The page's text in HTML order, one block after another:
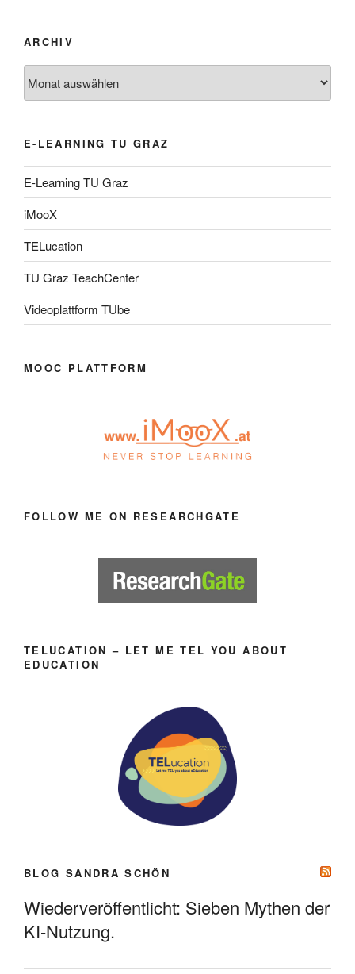
ARCHIV
E-LEARNING TU GRAZ
E-Learning TU Graz
iMooX
TELucation
TU Graz TeachCenter
Videoplattform TUbe
MOOC PLATTFORM
FOLLOW ME ON RESEARCHGATE
TELUCATION – LET ME TEL YOU ABOUT
EDUCATION
BLOG SANDRA SCHÖN
Wiederveröffentlicht: Sieben Mythen der
KI-Nutzung.